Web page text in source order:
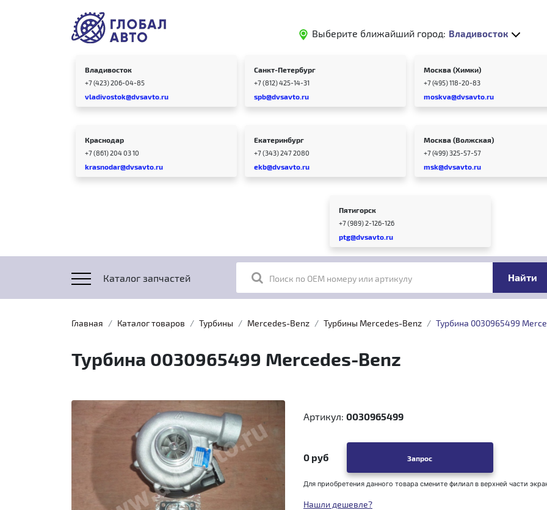
Выберите ближайший город: Владивосток
Владивосток
+7 (423) 206-04-85
vladivostok@dvsavto.ru
Санкт-Петербург
+7 (812) 425-14-31
spb@dvsavto.ru
Москва (Химки)
+7 (495) 118-20-83
moskva@dvsavto.ru
Краснодар
+7 (861) 204 03 10
krasnodar@dvsavto.ru
Екатеринбург
+7 (343) 247 2080
ekb@dvsavto.ru
Москва (Волжская)
+7 (499) 325-57-57
msk@dvsavto.ru
Пятигорск
+7 (989) 2-126-126
ptg@dvsavto.ru
Каталог запчастей Поиск по OEM номеру или артикулу
Главная Каталог товаров Турбины Mercedes-Benz Турбины Mercedes-Benz Турбина 0030965499
Турбина 0030965499 Mercedes-Benz
Артикул: 0030965499
0 руб Запрос
Для приобретения данного товара смените филиал в верхней части
Нашли дешевле?